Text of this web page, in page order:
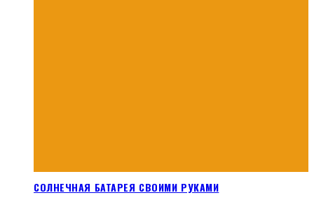
СОЛНЕЧНАЯ БАТАРЕЯ СВОИМИ РУКАМИ